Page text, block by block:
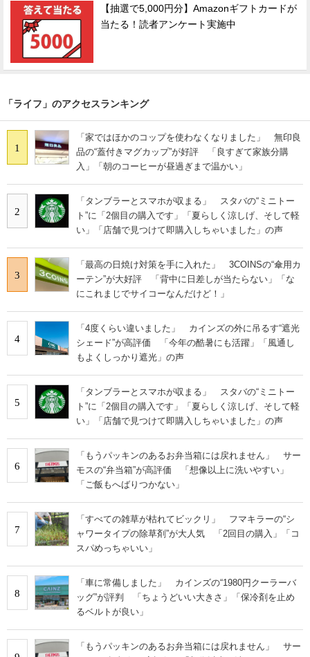
【抽選で5,000円分】Amazonギフトカードが
当たる！読者アンケート実施中
「ライフ」のアクセスランキング
1
「家ではほかのコップを使わなくなりました」 無印良
品の“蓋付きマグカップ”が好評 「良すぎて家族分購
入」「朝のコーヒーが昼過ぎまで温かい」
2
「タンブラーとスマホが収まる」 スタバの“ミニトー
ト”に「2個目の購入です」「夏らしく涼しげ、そして軽
い」「店舗で見つけて即購入しちゃいました」の声
3
「最高の日焼け対策を手に入れた」 3COINSの“傘用カ
ーテン”が大好評 「背中に日差しが当たらない」「な
にこれまじでサイコーなんだけど！」
4
「4度くらい違いました」 カインズの外に吊るす“遮光
シェード”が高評価 「今年の酷暑にも活躍」「風通し
もよくしっかり遮光」の声
5
「タンブラーとスマホが収まる」 スタバの“ミニトー
ト”に「2個目の購入です」「夏らしく涼しげ、そして軽
い」「店舗で見つけて即購入しちゃいました」の声
6
「もうパッキンのあるお弁当箱には戻れません」 サー
モスの“弁当箱”が高評価 「想像以上に洗いやすい」
「ご飯もへばりつかない」
7
「すべての雑草が枯れてビックリ」 フマキラーの“シ
ャワータイプの除草剤”が大人気 「2回目の購入」「コ
スパめっちゃいい」
8
「車に常備しました」 カインズの“1980円クーラーバ
ッグ”が評判 「ちょうどいい大きさ」「保冷剤を止め
るベルトが良い」
「もうパッキンのあるお弁当箱には戻れません」 サー